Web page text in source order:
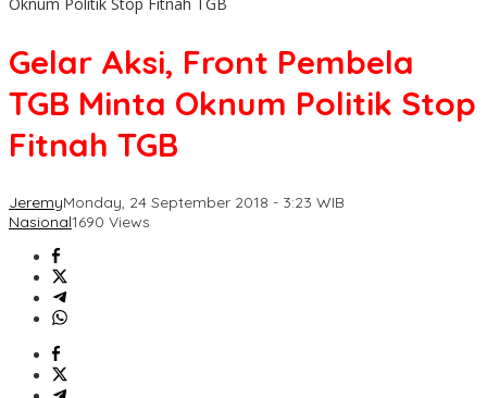
Oknum Politik Stop Fitnah TGB
Gelar Aksi, Front Pembela
TGB Minta Oknum Politik Stop
Fitnah TGB
JeremyMonday, 24 September 2018 - 3:23 WIB
Nasional1690 Views